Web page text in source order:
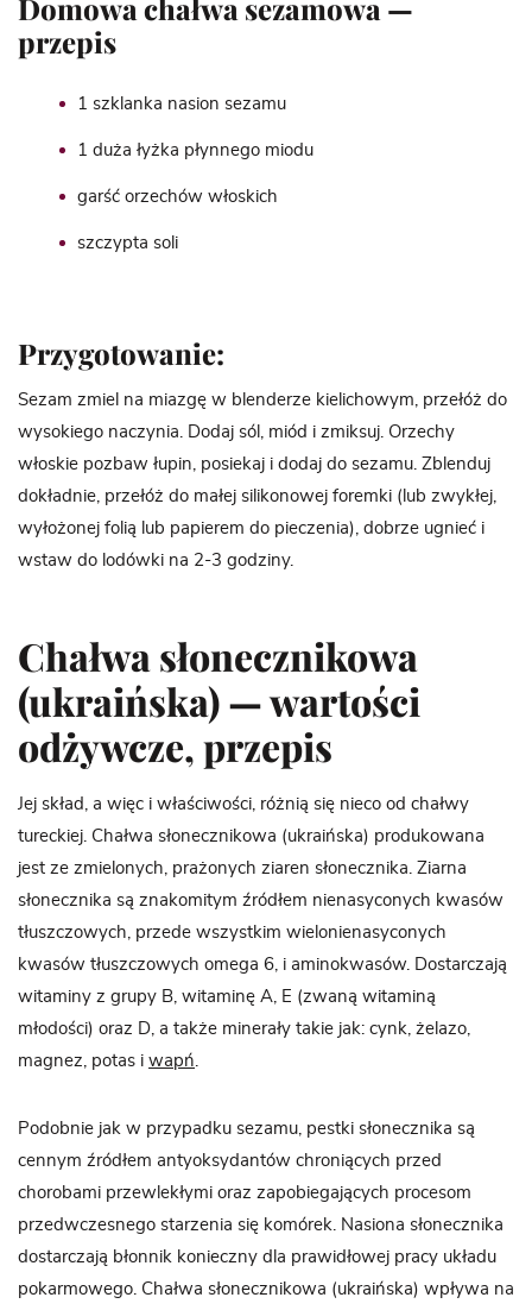
Domowa chałwa sezamowa —
przepis
1 szklanka nasion sezamu
1 duża łyżka płynnego miodu
garść orzechów włoskich
szczypta soli
Przygotowanie:
Sezam zmiel na miazgę w blenderze kielichowym, przełóż do
wysokiego naczynia. Dodaj sól, miód i zmiksuj. Orzechy
włoskie pozbaw łupin, posiekaj i dodaj do sezamu. Zblenduj
dokładnie, przełóż do małej silikonowej foremki (lub zwykłej,
wyłożonej folią lub papierem do pieczenia), dobrze ugnieć i
wstaw do lodówki na 2-3 godziny.
Chałwa słonecznikowa
(ukraińska) — wartości
odżywcze, przepis
Jej skład, a więc i właściwości, różnią się nieco od chałwy
tureckiej. Chałwa słonecznikowa (ukraińska) produkowana
jest ze zmielonych, prażonych ziaren słonecznika. Ziarna
słonecznika są znakomitym źródłem nienasyconych kwasów
tłuszczowych, przede wszystkim wielonienasyconych
kwasów tłuszczowych omega 6, i aminokwasów. Dostarczają
witaminy z grupy B, witaminę A, E (zwaną witaminą
młodości) oraz D, a także minerały takie jak: cynk, żelazo,
magnez, potas i wapń
Podobnie jak w przypadku sezamu, pestki słonecznika są
cennym źródłem antyoksydantów chroniących przed
chorobami przewlekłymi oraz zapobiegających procesom
przedwczesnego starzenia się komórek. Nasiona słonecznika
dostarczają błonnik konieczny dla prawidłowej pracy układu
pokarmowego. Chałwa słonecznikowa (ukraińska) wpływa na